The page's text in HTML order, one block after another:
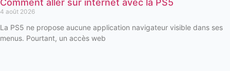
Comment aller sur internet avec la PS5
4 août 2026
La PS5 ne propose aucune application navigateur visible dans ses
menus. Pourtant, un accès web